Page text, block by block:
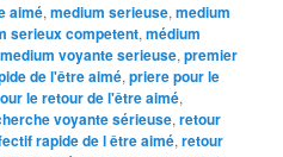
aimé,medium serieuse,medium
serieux competent,médium
medium voyante serieuse,premier
de l'être aimé,priere pour le
le retour de l'être aimé,
voyante sérieuse,retour
rapide de l être aimé,retour